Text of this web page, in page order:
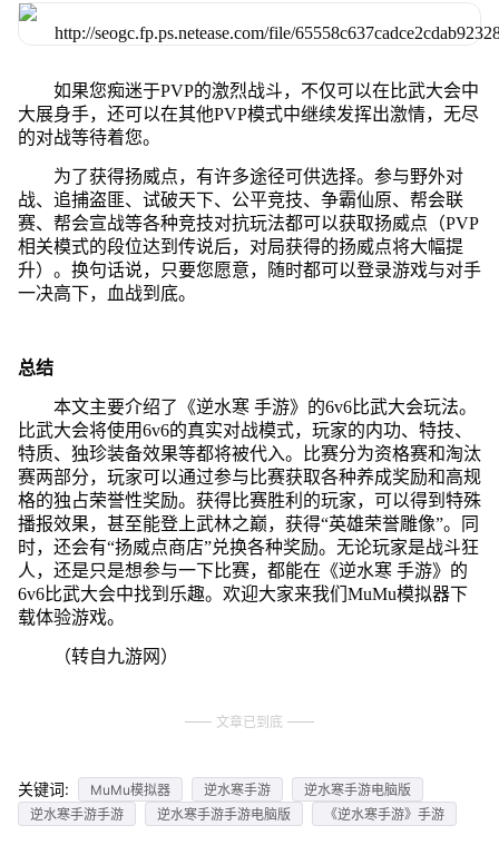
如果您痴迷于PVP的激烈战斗，不仅可以在比武大会中
大展身手，还可以在其他PVP模式中继续发挥出激情，无尽
的对战等待着您。
为了获得扬威点，有许多途径可供选择。参与野外对
战、追捕盗匪、试破天下、公平竞技、争霸仙原、帮会联
赛、帮会宣战等各种竞技对抗玩法都可以获取扬威点（PVP
相关模式的段位达到传说后，对局获得的扬威点将大幅提
升）。换句话说，只要您愿意，随时都可以登录游戏与对手
一决高下，血战到底。
总结
本文主要介绍了《逆水寒 手游》的6v6比武大会玩法。
比武大会将使用6v6的真实对战模式，玩家的内功、特技、
特质、独珍装备效果等都将被代入。比赛分为资格赛和淘汰
赛两部分，玩家可以通过参与比赛获取各种养成奖励和高规
格的独占荣誉性奖励。获得比赛胜利的玩家，可以得到特殊
播报效果，甚至能登上武林之巅，获得“英雄荣誉雕像”。同
时，还会有“扬威点商店”兑换各种奖励。无论玩家是战斗狂
人，还是只是想参与一下比赛，都能在《逆水寒 手游》的
6v6比武大会中找到乐趣。欢迎大家来我们MuMu模拟器下
载体验游戏。
（转自九游网）
文章已到底
关键词: MuMu模拟器 逆水寒手游
逆水寒手游电脑版
逆水寒手游手游
逆水寒手游手游电脑版 《逆水寒手游》手游